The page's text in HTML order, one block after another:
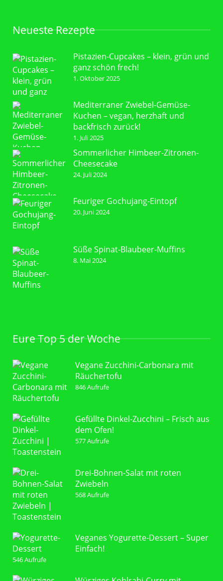
Neueste Rezepte
Pistazien-Cupcakes – klein, grün und
ganz schön frech!
1. Oktober 2025
Mediterraner Zwiebel-Gemüse-
Kuchen – vegan, herzhaft und
backfrisch zurück!
1. Juli 2025
Sommerlicher Himbeer-Zitronen-
Cheesecake
24. Juli 2024
Feuriger Gochujang-Eintopf
20. Juni 2024
Süße Spinat-Blaubeer-Muffins
8. Mai 2024
Eure Top 5 der Woche
Vegane Zucchini-Carbonara mit
Räuchertofu
846 Aufrufe
Gefüllte Dinkel-Zucchini – Frisch aus
dem Ofen!
577 Aufrufe
Drei-Bohnen-Salat mit roten
Zwiebeln
568 Aufrufe
Veganes Yogurette-Dessert – Super
Einfach!
546 Aufrufe